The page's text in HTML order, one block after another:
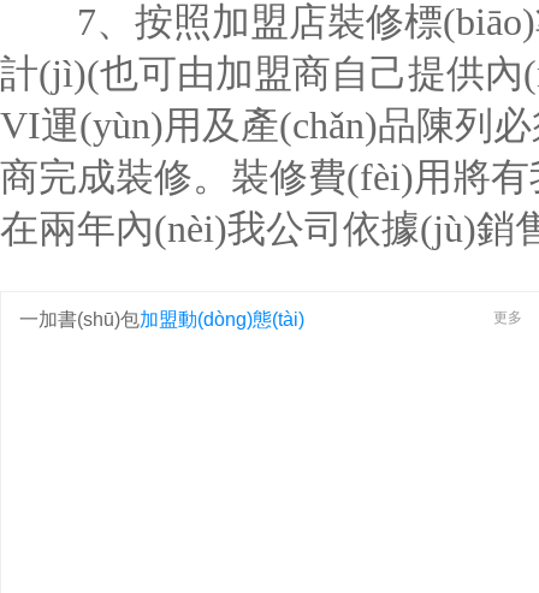
7、按照加盟店裝修標(biāo)
計(jì)(也可由加盟商自己提供內
VI運(yùn)用及產(chǎn)品陳列
商完成裝修。裝修費(fèi)用將
在兩年內(nèi)我公司依據(jù)銷
一加書(shū)包加盟動(dòng)態(tài) 更多